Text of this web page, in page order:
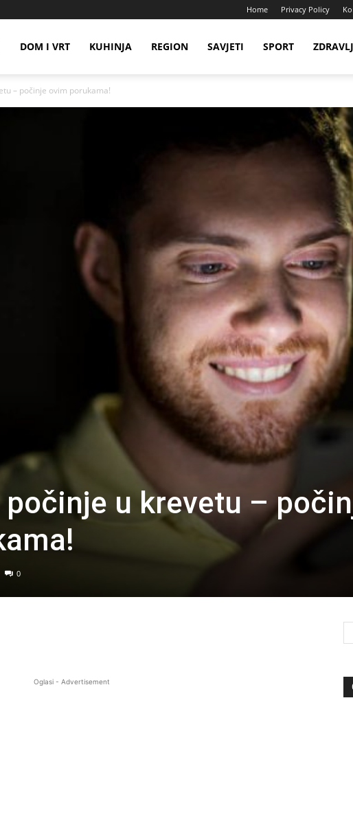
Home Privacy Policy
DOM I VRT KUHINJA REGION SAVJETI SPORT
– počinje ovim porukama!
počinje u krevetu –
0
Oglasi - Advertisement